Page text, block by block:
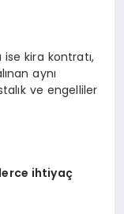
kira kontratı,
aynı
ve engelliler
ihtiyaç